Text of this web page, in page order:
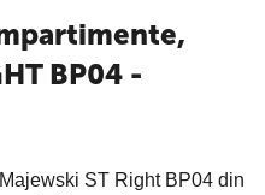
BP04 -
ST Right BP04 din